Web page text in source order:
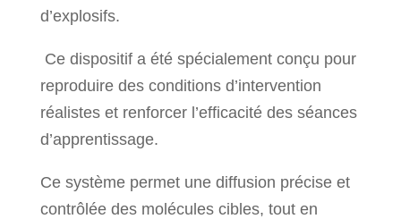
d’explosifs.
Ce dispositif a été spécialement conçu pour
reproduire des conditions d’intervention
réalistes et renforcer l’efficacité des séances
d’apprentissage.
Ce système permet une diffusion précise et
contrôlée des molécules cibles, tout en